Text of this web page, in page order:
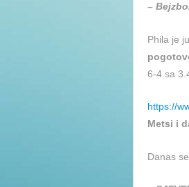
–
Phila je
6-4 sa
https://
Metsi i
Danas